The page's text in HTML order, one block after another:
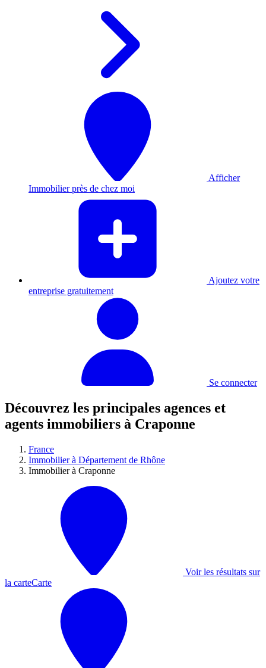
Afficher
Immobilier près de chez moi
Ajoutez votre
entreprise gratuitement
Se connecter
Découvrez les principales agences et
agents immobiliers à Craponne
France
Immobilier à Département de Rhône
Immobilier à Craponne
Voir les résultats sur
la carteCarte